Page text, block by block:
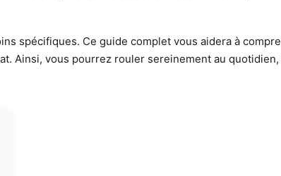
spécifiques. Ce guide complet vous aidera à
Ainsi, vous pourrez rouler sereinement au